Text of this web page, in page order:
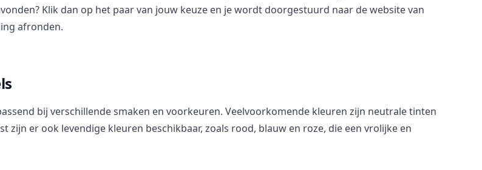
Klik dan op het paar van jouw keuze en je wordt doorgestuurd naar de website van
afronden.
bij verschillende smaken en voorkeuren. Veelvoorkomende kleuren zijn neutrale tinten
zijn er ook levendige kleuren beschikbaar, zoals rood, blauw en roze, die een vrolijke en